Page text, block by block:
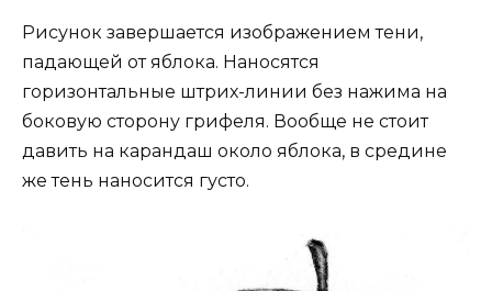
Рисунок завершается изображением тени,
падающей от яблока. Наносятся
горизонтальные штрих-линии без нажима на
боковую сторону грифеля. Вообще не стоит
давить на карандаш около яблока, в средине
же тень наносится густо.